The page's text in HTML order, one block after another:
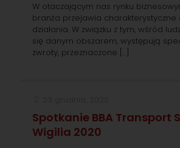
W otaczającym nas rynku
branża przejawia charakterystyczne
działania. W związku z tym, wśród
się danym obszarem, występują
zwroty, przeznaczone […]
Spotkanie BBA Transport
Wigilia 2020